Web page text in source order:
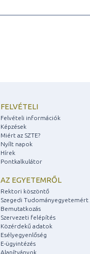
FELVÉTELI
Felvételi információk
Képzések
Miért az SZTE?
Nyílt napok
Hírek
Pontkalkulátor
AZ EGYETEMRŐL
Rektori köszöntő
Szegedi Tudományegyetemért
Bemutatkozás
Szervezeti felépítés
Közérdekű adatok
Esélyegyenlőség
E-ügyintézés
Alapítványok